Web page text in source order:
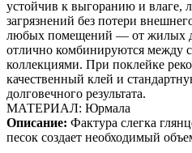
устойчив к выгоранию и влаге,
загрязнений без потери
любых помещений — от жилых
отлично комбинируются между
коллекциями. При поклейке
качественный клей и
долговечного результата.
МАТЕРИАЛ: Юрмала
Описание: Фактура слегка
песок создает необходимый